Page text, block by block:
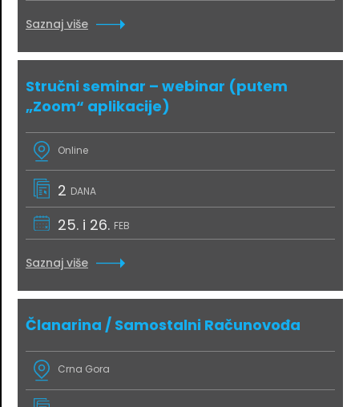
Saznaj više
Stručni seminar – webinar (putem
„Zoom“ aplikacije)
Online
2 DANA
25. i 26. FEB
Saznaj više
Članarina / Samostalni Računovođa
Crna Gora